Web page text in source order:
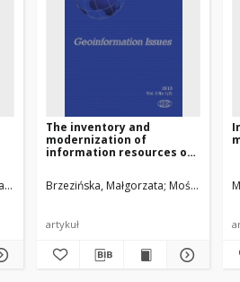
Małgorzata
The inventory and
modernization of
information resources of
and Cartography
Brzezińska, Małgorzata Mościcka,
artykuł